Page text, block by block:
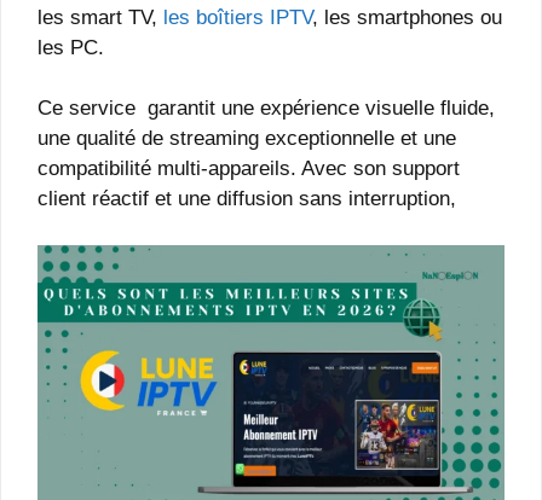
les smart TV, les boîtiers IPTV, les smartphones ou
les PC.
Ce service garantit une expérience visuelle fluide,
une qualité de streaming exceptionnelle et une
compatibilité multi-appareils. Avec son support
client réactif et une diffusion sans interruption,